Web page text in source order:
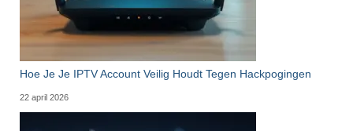
Hoe Je Je IPTV Account Veilig Houdt Tegen Hackpogingen
22 april 2026